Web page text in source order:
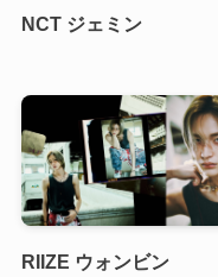
NCT ジェミン
RIIZE ウォンビン